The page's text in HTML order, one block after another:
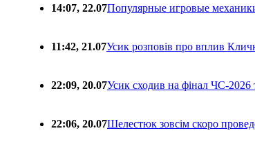
14:07, 22.07Популярные игровые
11:42, 21.07Усик розповів про вплив
22:09, 20.07Усик сходив на фінал ЧС-2026
22:06, 20.07Шелестюк зовсім скоро